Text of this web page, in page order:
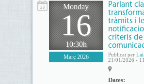
Monday
16
10:30h
Març 2026
Parlant
tràmits i
criteris de
Publicat per
21/01/2026 -
Dates: